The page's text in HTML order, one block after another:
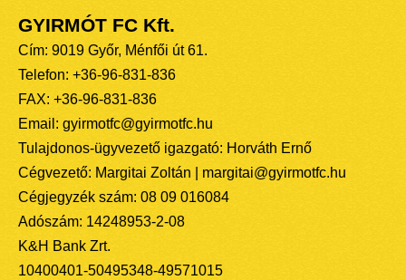
GYIRMÓT FC Kft.
Cím: 9019 Győr, Ménfői út 61.
Telefon: +36-96-831-836
FAX: +36-96-831-836
Email: gyirmotfc@gyirmotfc.hu
Tulajdonos-ügyvezető igazgató: Horváth Ernő
Cégvezető: Margitai Zoltán | margitai@gyirmotfc.hu
Cégjegyzék szám: 08 09 016084
Adószám: 14248953-2-08
K&H Bank Zrt.
10400401-50495348-49571015